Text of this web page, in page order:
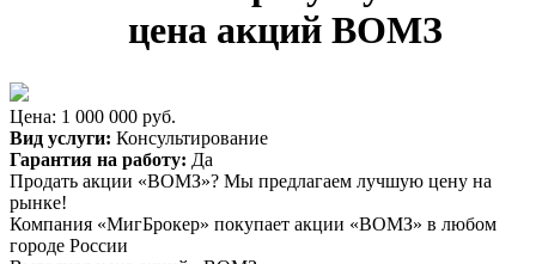
цена акций ВОМЗ
Цена: 1 000 000 руб.
Вид услуги: Консультирование
Гарантия на работу: Да
Продать акции «ВОМЗ»? Мы предлагаем лучшую цену на
рынке!
Компания «МигБрокер» покупает акции «ВОМЗ» в любом
городе России